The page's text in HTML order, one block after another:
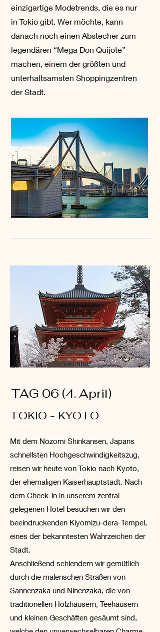
einzigartige Modetrends, die es nur
in Tokio gibt. Wer möchte, kann
danach noch einen Abstecher zum
legendären “Mega Don Quijote”
machen, einem der größten und
unterhaltsamsten Shoppingzentren
der Stadt.
TAG 06 (4. April)
TOKIO - KYOTO
Mit dem Nozomi Shinkansen, Japans
schnellsten Hochgeschwindigkeitszug,
reisen wir heute von Tokio nach Kyoto,
der ehemaligen Kaiserhauptstadt. Nach
dem Check-in in unserem zentral
gelegenen Hotel besuchen wir den
beeindruckenden Kiyomizu-dera-Tempel,
eines der bekanntesten Wahrzeichen der
Stadt.
Anschließend schlendern wir gemütlich
durch die malerischen Straßen von
Sannenzaka und Ninenzaka, die von
traditionellen Holzhäusern, Teehäusern
und kleinen Geschäften gesäumt sind,